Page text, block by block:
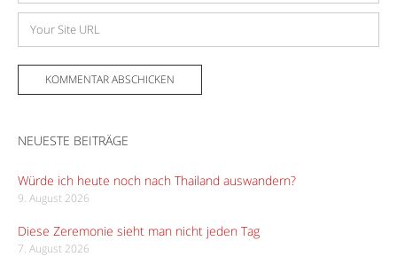
Adresse
Website
NEUESTE BEITRÄGE
Würde ich heute noch nach Thailand auswandern?
9. August 2026
Diese Zeremonie sieht man nicht jeden Tag
7. August 2026